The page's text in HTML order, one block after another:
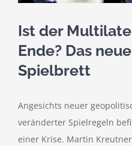
Ist der
Ende? Das
Spielbrett
Angesichts neuer
veränderter Spielregeln
einer Krise. Martin